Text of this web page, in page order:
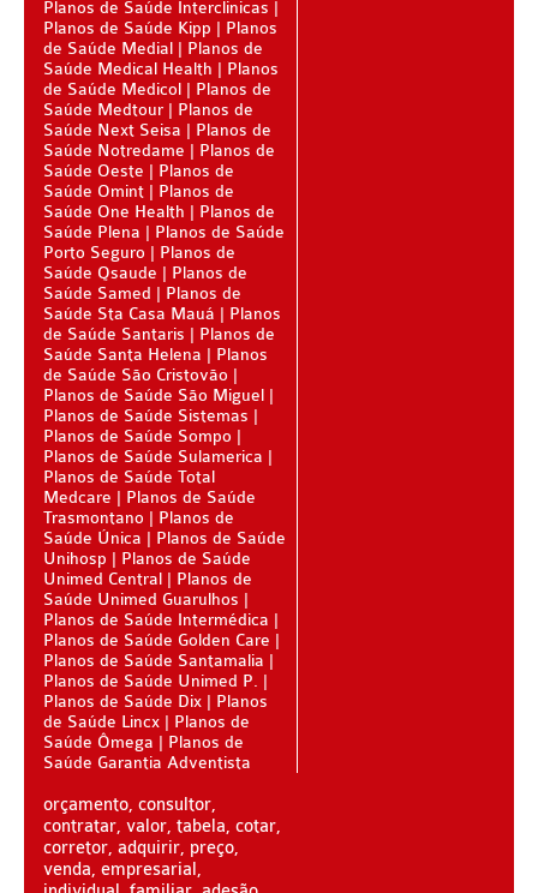
PLANO DE SAÚDE ALLIANZ
PLANO DE SAÚDE AMEPLAN
PLANO DE SAÚDE AMENO
PLANO DE SAÚDE AMIL
PLANO DE SAÚDE BIOSAÚDE
PLANO DE SAÚDE BIOVIDA
PLANO DE SAÚDE BLUEMED
PLANO DE SAÚDE BRADESCO
PLANO DE SAÚDE CAIXA
PLANO DE SAÚDE CLASSES AACL
PLANO DE SAÚDE CUIDAR ME
PLANO DE SAÚDE DIX
PLANO DE SAÚDE GARANTIA GS SAÚDE
PLANO DE SAÚDE GARANTIA ADVENTISTA
PLANO DE SAÚDE GOLDEN CARE
PLANO DE SAÚDE GOLDEN CROSS
PLANO DE SAÚDE GNDI
PLANO DE SAÚDE INTERMÉDICA
PLANO DE SAÚDE GREENLINE
Planos de Saúde Interclinicas
Planos de Saúde Kipp
Planos
de Saúde Medial
Planos de
Saúde Medical Health
Planos
de Saúde Medicol
Planos de
Saúde Medtour
Planos de
Saúde Next Seisa
Planos de
Saúde Notredame
Planos de
Saúde Oeste
Planos de
Saúde Omint
Planos de
Saúde One Health
Planos de
Saúde Plena
Planos de Saúde
Porto Seguro
Planos de
Saúde Qsaude
Planos de
Saúde Samed
Planos de
Saúde Sta Casa Mauá
Planos
de Saúde Santaris
Planos de
Saúde Santa Helena
Planos
de Saúde São Cristovão
Planos de Saúde São Miguel
Planos de Saúde Sistemas
Planos de Saúde Sompo
Planos de Saúde Sulamerica
Planos de Saúde Total
Medcare
Planos de Saúde
Trasmontano
Planos de
Saúde Única
Planos de Saúde
Unihosp
Planos de Saúde
Unimed Central
Planos de
Saúde Unimed Guarulhos
Planos de Saúde Intermédica
Planos de Saúde Golden Care
Planos de Saúde Santamalia
Planos de Saúde Unimed P.
Planos de Saúde Dix
Planos
de Saúde Lincx
Planos de
Saúde Ômega
Planos de
Saúde Garantia Adventista
orçamento, consultor,
contratar, valor, tabela, cotar,
corretor, adquirir, preço,
venda, empresarial,